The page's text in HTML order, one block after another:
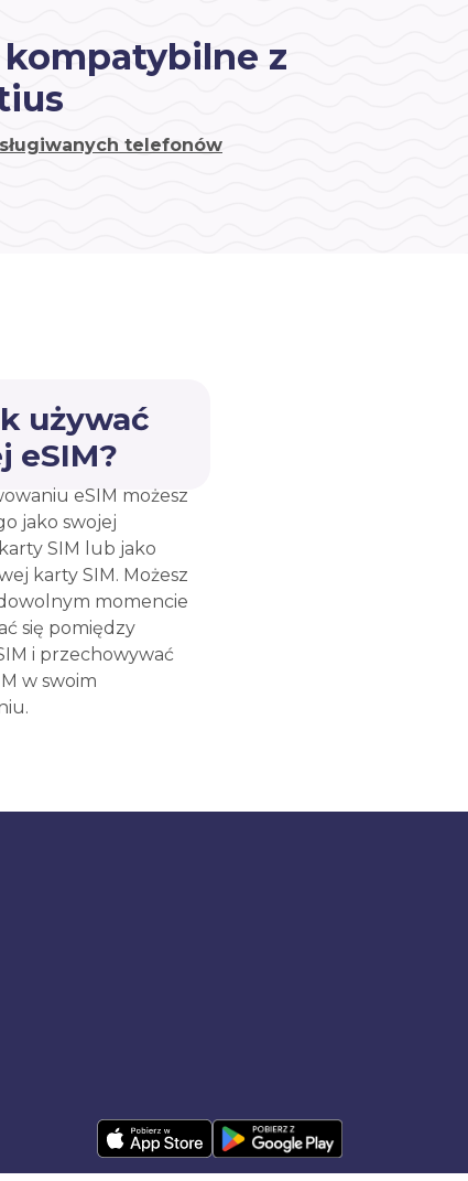
z
telefonów
używać
eSIM?
eSIM możesz
jako swojej
SIM lub jako
karty SIM. Możesz
momencie
się pomiędzy
i przechowywać
w swoim